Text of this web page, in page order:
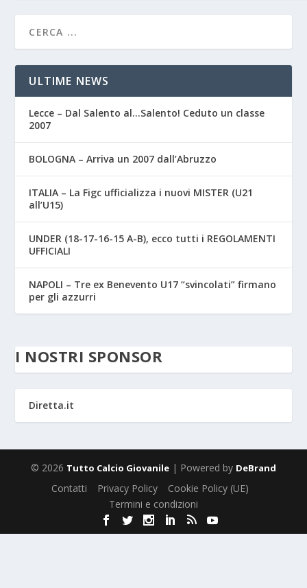
ULTIME NEWS
Lecce – Dal Salento al…Salento! Ceduto un classe
2007
BOLOGNA – Arriva un 2007 dall’Abruzzo
ITALIA – La Figc ufficializza i nuovi MISTER (U21
all’U15)
UNDER (18-17-16-15 A-B), ecco tutti i REGOLAMENTI
UFFICIALI
NAPOLI – Tre ex Benevento U17 “svincolati” firmano
per gli azzurri
I NOSTRI SPONSOR
Diretta.it
© 2026 Tutto Calcio Giovanile | Powered by DeBrand
Contatti Privacy Policy
Cookie Policy (UE)
Termini e condizioni